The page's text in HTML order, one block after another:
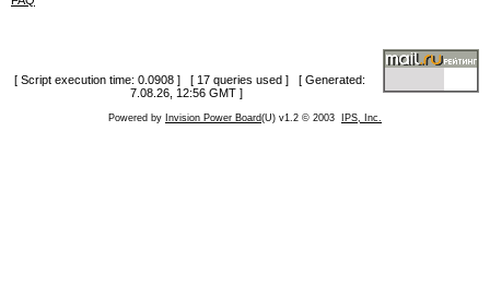
[ Script execution time: 0.0908 ] [ 17 queries used ] [ Generated:
7.08.26, 12:56 GMT ]
Powered by Invision Power Board(U) v1.2 © 2003 IPS, Inc.